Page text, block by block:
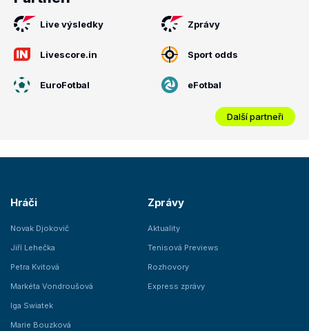
Live výsledky Zprávy
Livescore.in Sport odds
EuroFotbal eFotbal
Další partneři
Hráči
Novak Djokovič
Jiří Lehečka
Petra Kvitová
Markéta Vondroušová
Iga Swiatek
Marie Bouzková
Zprávy
Aktuality
Tenisová Previews
Rozhovory
Express zprávy